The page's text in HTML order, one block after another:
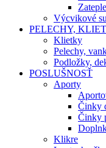
Výcvikové
PELECHY,
Klietky
Pelechy,
Podložky,
POSLUŠNOSŤ
Aporty
Činky
Činky
Klikre